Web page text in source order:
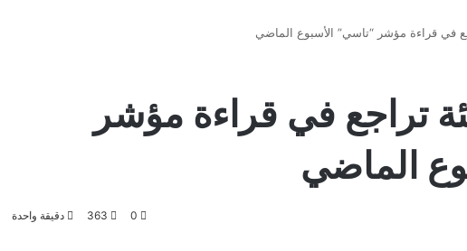
تراجع في قراءة مؤشر
الماضي
0
363 دقيقة واحدة